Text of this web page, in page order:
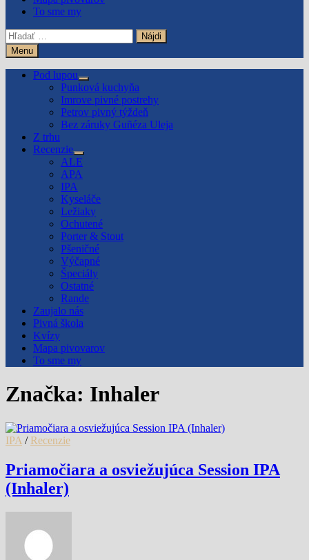
To sme my
Hľadať:
Menu
Pod lupou
Show
sub
menu
Punková kuchyňa
Imrove pivné postrehy
Petrov pivný týždeň
Bez záruky Guñéza Uleja
Z trhu
Recenzie
Show
sub
menu
ALE
APA
IPA
Kyseláče
Ležiaky
Ochutené
Porter & Stout
Pšeničné
Výčapné
Špeciály
Ostatné
Rande
Zaujalo nás
Pivná škola
Kvízy
Mapa pivovarov
To sme my
Značka: Inhaler
IPA / Recenzie
Priamočiara a osviežujúca Session IPA
(Inhaler)